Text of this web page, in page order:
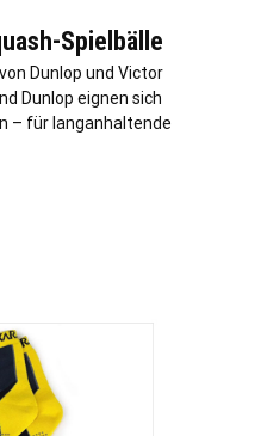
Spielbälle
Dunlop und Victor
Dunlop eignen sich
– für langanhaltende